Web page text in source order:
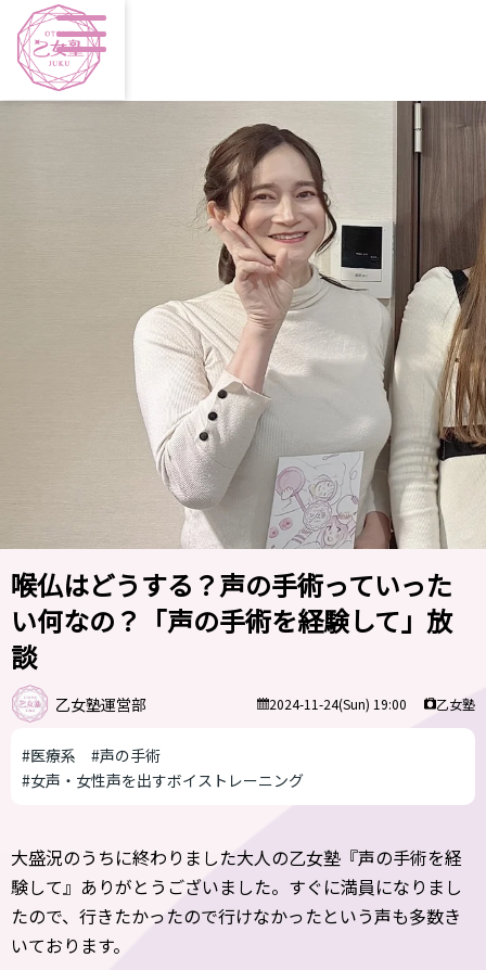
喉仏はどうする？声の手術っていった
い何なの？「声の手術を経験して」放
談
乙女塾運営部 2024-11-24(Sun) 19:00 乙女塾
#医療系
#声の手術
#女声・女性声を出すボイストレーニング
大盛況のうちに終わりました大人の乙女塾『声の手術を経
験して』ありがとうございました。すぐに満員になりまし
たので、行きたかったので行けなかったという声も多数き
いております。